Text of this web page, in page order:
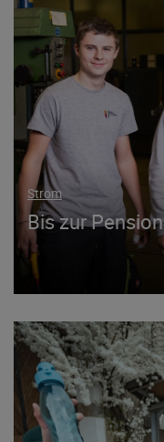
Strom
Bis zur Pension